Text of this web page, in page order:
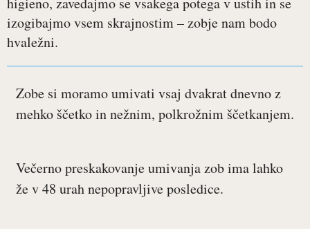
izogibajmo vsem skrajnostim – zobje nam bodo
hvaležni.
Zobe si moramo umivati vsaj dvakrat dnevno z
mehko ščetko in nežnim, polkrožnim ščetkanjem.
Večerno preskakovanje umivanja zob ima lahko
že v 48 urah nepopravljive posledice.